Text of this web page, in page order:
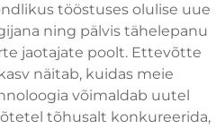
tööstuses olulise uue
ning pälvis tähelepanu
jaotajate poolt. Ettevõtte
näitab, kuidas meie
võimaldab uutel
tõhusalt konkureerida,